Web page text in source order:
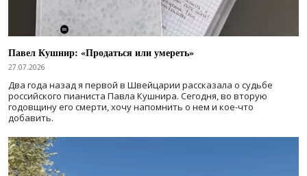
Павел Кушнир: «Продаться или умереть»
27.07.2026
Два года назад я первой в Швейцарии рассказала о судьбе
российского пианиста Павла Кушнира. Сегодня, во вторую
годовщину его смерти, хочу напомнить о нем и кое-что
добавить.